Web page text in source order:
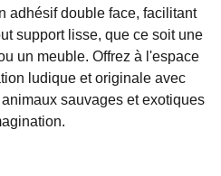
adhésif double face, facilitant
support lisse, que ce soit une
un meuble. Offrez à l'espace
ludique et originale avec
sauvages et exotiques